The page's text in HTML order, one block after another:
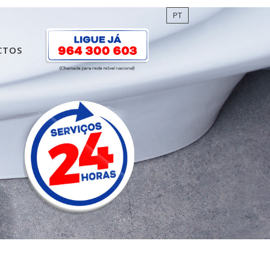
PT